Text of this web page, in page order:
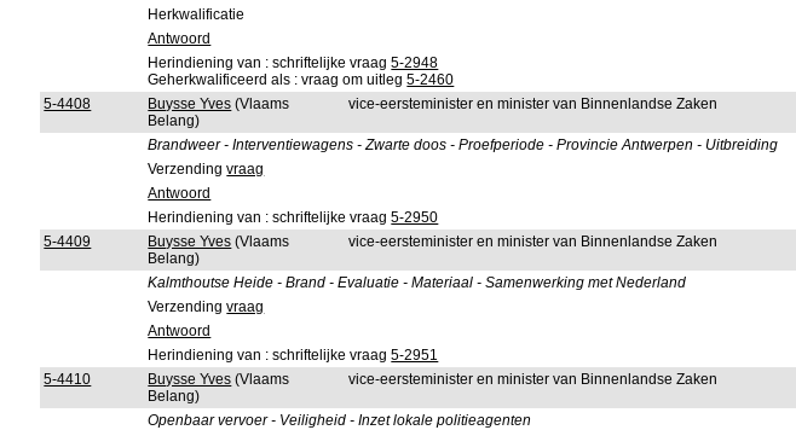
Herkwalificatie
Antwoord
Herindiening van : schriftelijke vraag5-2948
Geherkwalificeerd als : vraag om uitleg5-2460
5-4408
Buysse Yves (Vlaams
Belang)
vice-eersteminister en minister van Binnenlandse Zaken
Brandweer - Interventiewagens - Zwarte doos - Proefperiode - Provincie Antwerpen - Uitbreiding
Verzendingvraag
Antwoord
Herindiening van : schriftelijke vraag5-2950
5-4409
Buysse Yves (Vlaams
Belang)
vice-eersteminister en minister van Binnenlandse Zaken
Kalmthoutse Heide - Brand - Evaluatie - Materiaal - Samenwerking met Nederland
Verzendingvraag
Antwoord
Herindiening van : schriftelijke vraag5-2951
5-4410
Buysse Yves (Vlaams
Belang)
vice-eersteminister en minister van Binnenlandse Zaken
Openbaar vervoer - Veiligheid - Inzet lokale politieagenten